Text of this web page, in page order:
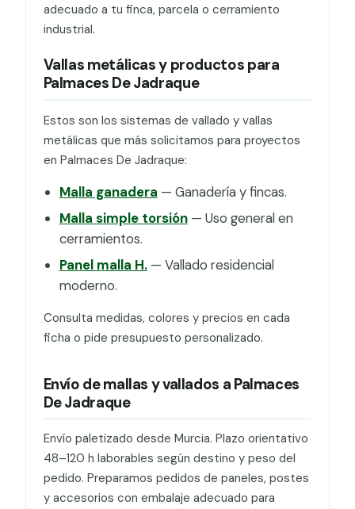
adecuado a tu finca, parcela o cerramiento
industrial.
Vallas metálicas y productos para
Palmaces De Jadraque
Estos son los sistemas de vallado y vallas
metálicas que más solicitamos para proyectos
en Palmaces De Jadraque:
Malla ganadera — Ganadería y fincas.
Malla simple torsión— Uso general en
cerramientos.
Panel malla H.— Vallado residencial
moderno.
Consulta medidas, colores y precios en cada
ficha o pide presupuesto personalizado.
Envío de mallas y vallados a Palmaces
De Jadraque
Envío paletizado desde Murcia. Plazo orientativo
48–120 h laborables según destino y peso del
pedido. Preparamos pedidos de paneles, postes
y accesorios con embalaje adecuado para